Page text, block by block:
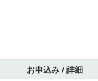
お申込み / 詳細